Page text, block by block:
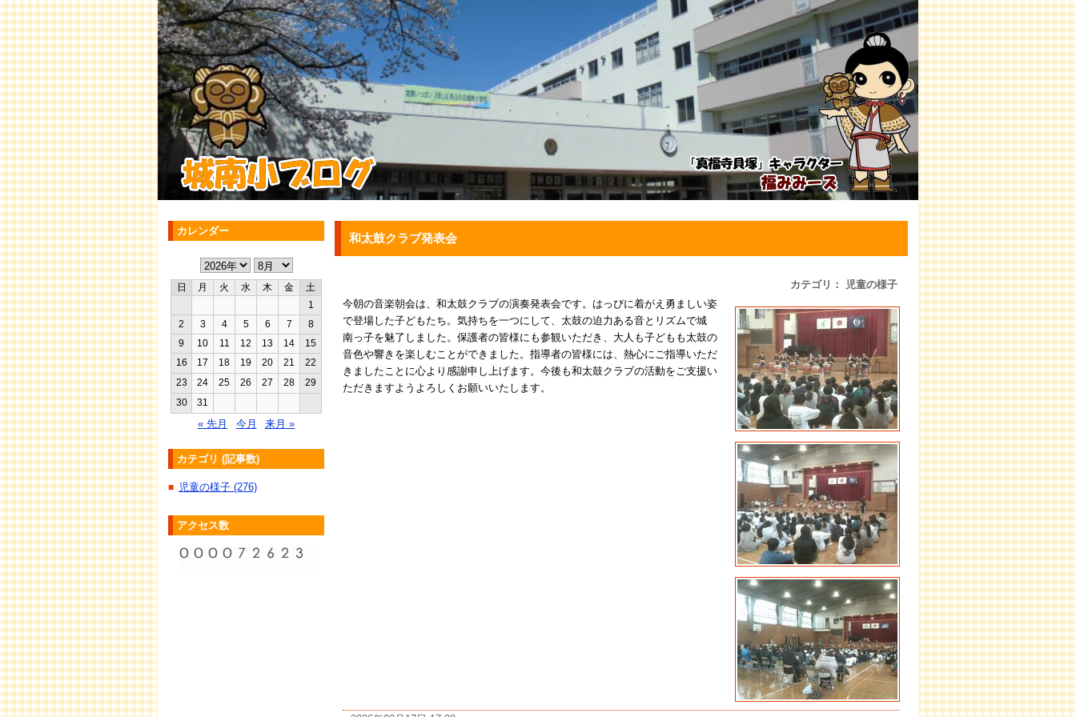
和太鼓クラブ発表会
カテゴリ： 児童の様子
今朝の音楽朝会は、和太鼓クラブの演奏発表会です。はっぴに着がえ勇ましい姿
で登場した子どもたち。気持ちを一つにして、太鼓の迫力ある音とリズムで城
南っ子を魅了しました。保護者の皆様にも参観いただき、大人も子どもも太鼓の
音色や響きを楽しむことができました。指導者の皆様には、熱心にご指導いただ
きましたことに心より感謝申し上げます。今後も和太鼓クラブの活動をご支援い
ただきますようよろしくお願いいたします。
カレンダー
日 月 火 水 木 金
土
1
2
3 4 5 6 7
8
9
10 11 12 13 14
15
16
17 18 19 20 21
22
23
24 25 26 27 28
29
30
31
« 先月 今月 来月 »
カテゴリ (記事数)
■ 児童の様子 (276)
アクセス数